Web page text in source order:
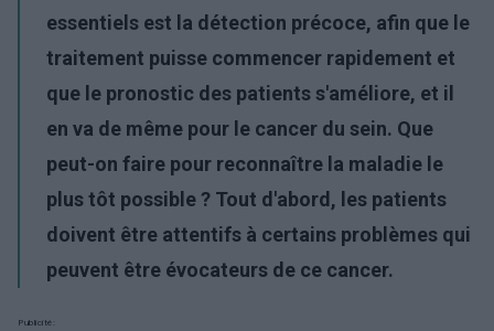
essentiels est la détection précoce, afin que le
traitement puisse commencer rapidement et
que le pronostic des patients s'améliore, et il
en va de même pour le cancer du sein. Que
peut-on faire pour reconnaître la maladie le
plus tôt possible ? Tout d'abord, les patients
doivent être attentifs à certains problèmes qui
peuvent être évocateurs de ce cancer.
Publicité: